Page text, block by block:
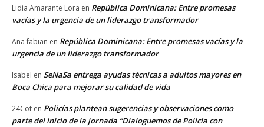
Lidia Amarante Lora en República Dominicana: Entre promesas
vacías y la urgencia de un liderazgo transformador
Ana fabian en República Dominicana: Entre promesas vacías y la
urgencia de un liderazgo transformador
Isabel en SeNaSa entrega ayudas técnicas a adultos mayores en
Boca Chica para mejorar su calidad de vida
24Cot en Policías plantean sugerencias y observaciones como
parte del inicio de la jornada “Dialoguemos de Policía con